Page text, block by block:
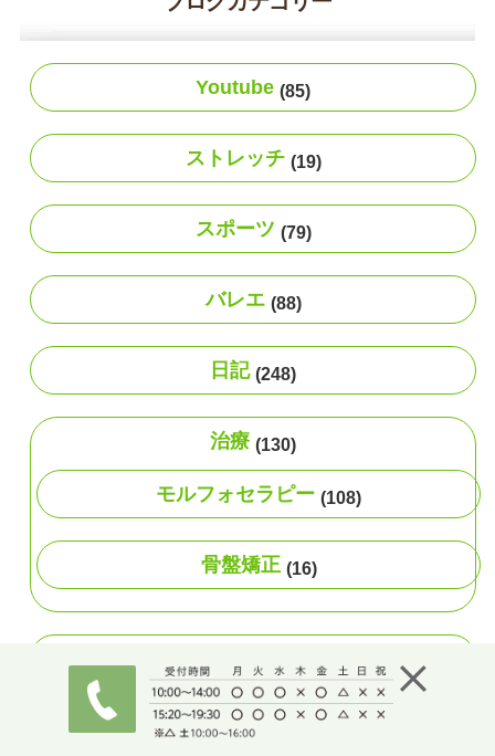
Youtube (85)
ストレッチ (19)
スポーツ (79)
バレエ (88)
日記 (248)
治療 (130)
モルフォセラピー (108)
骨盤矯正 (16)
(47)
足関節